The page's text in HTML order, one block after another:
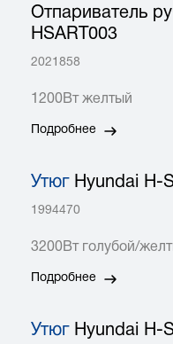
Отпариватель
HSART003
2021858
1200Вт желтый
Подробнее
УтюгHyundai H-
1994470
3200Вт голубой/
Подробнее
УтюгHyundai H-